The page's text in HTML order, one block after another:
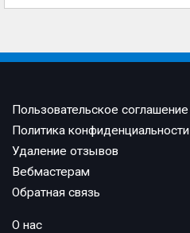
Пользовательское соглашение
Политика конфиденциальности
Удаление отзывов
Вебмастерам
Обратная связь
О нас